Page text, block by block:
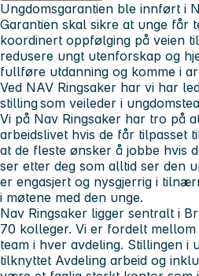
Ungdomsgarantien ble innført i
Garantien skal sikre at unge får
koordinert oppfølging på veien
redusere ungt utenforskap og
fullføre utdanning og komme i
Ved NAV Ringsaker har vi har
stilling som veileder i
Vi på Nav Ringsaker har tro på
arbeidslivet hvis de får tilpasset
at de fleste ønsker å jobbe hvis
ser etter deg som alltid ser den
er engasjert og nysgjerrig i
i møtene med den unge.
Nav Ringsaker ligger sentralt i
70 kolleger. Vi er fordelt
team i hver avdeling. Stillingen i
tilknyttet Avdeling arbeid og